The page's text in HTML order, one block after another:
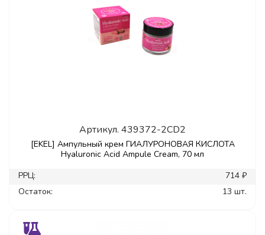
Артикул. 439372-2CD2
[EKEL] Ампульный крем ГИАЛУРОНОВАЯ КИСЛОТА
Hyaluronic Acid Ampule Cream, 70 мл
РРЦ:
714 ₽
Остаток:
13 шт.